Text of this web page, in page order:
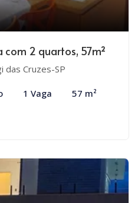
2 quartos, 57m²
das Cruzes-SP
1 Vaga 57 m²